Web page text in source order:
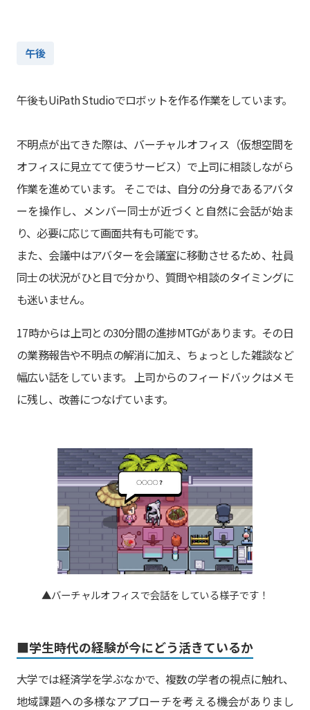
午後
午後もUiPath Studioでロボットを作る作業をしています。
不明点が出てきた際は、バーチャルオフィス（仮想空間を
オフィスに見立てて使うサービス）で上司に相談しながら
作業を進めています。 そこでは、自分の分身であるアバタ
ーを操作し、メンバー同士が近づくと自然に会話が始ま
り、必要に応じて画面共有も可能です。
また、会議中はアバターを会議室に移動させるため、社員
同士の状況がひと目で分かり、質問や相談のタイミングに
も迷いません。
17時からは上司との30分間の進捗MTGがあります。その日
の業務報告や不明点の解消に加え、ちょっとした雑談など
幅広い話をしています。 上司からのフィードバックはメモ
に残し、改善につなげています。
▲バーチャルオフィスで会話をしている様子です！
■学生時代の経験が今にどう活きているか
大学では経済学を学ぶなかで、複数の学者の視点に触れ、
地域課題への多様なアプローチを考える機会がありまし